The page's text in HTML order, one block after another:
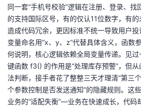
动
关
注
的
开
发
者
学
我
的
Programs
我
的
支
持
同一套“手机号校验”逻辑在注册、登录、
的支持国际区号，有的仅认11位数字，有
造成代码冗余，更因标准不统一导致用户
变量命名用“x、y、z”代替具体含义，函数
何说明，核心逻辑依赖全局变量传递。见
键函数 f3() 的作用是“处理库存预警”，但
法判断，接手者花了整整三天才理清“第三
个参数控制是否发送通知”的隐藏规则。这
业务的“适配失衡”—业务在快速成长，代码